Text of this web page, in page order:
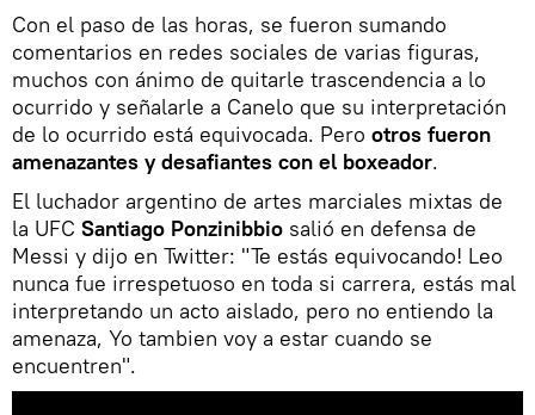
Con el paso de las horas, se fueron sumando
comentarios en redes sociales de varias figuras,
muchos con ánimo de quitarle trascendencia a lo
ocurrido y señalarle a Canelo que su interpretación
de lo ocurrido está equivocada. Pero otros fueron
amenazantes y desafiantes con el boxeador.
El luchador argentino de artes marciales mixtas de
la UFC Santiago Ponzinibbio salió en defensa de
Messi y dijo en Twitter: "Te estás equivocando! Leo
nunca fue irrespetuoso en toda si carrera, estás mal
interpretando un acto aislado, pero no entiendo la
amenaza, Yo tambien voy a estar cuando se
encuentren".